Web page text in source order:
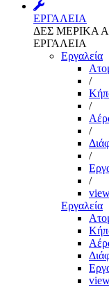
ΕΡΓΑΛΕΙΑ
ΔΕΣ ΜΕΡΙΚΑ
ΕΡΓΑΛΕΙΑ
Εργαλεία
/
/
/
/
/
Εργαλεία